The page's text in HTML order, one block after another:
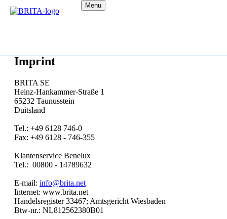
Menu
Imprint
BRITA SE
Heinz-Hankammer-Straße 1
65232 Taunusstein
Duitsland
Tel.: +49 6128 746-0
Fax: +49 6128 - 746-355
Klantenservice Benelux
Tel.: 00800 - 14789632
E-mail: info@brita.net
Internet: www.brita.net
Handelsregister 33467; Amtsgericht Wiesbaden
Btw-nr.: NL812562380B01